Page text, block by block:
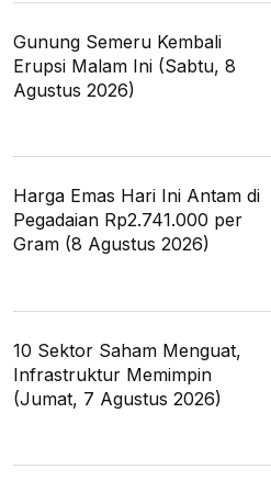
Gunung Semeru Kembali
Erupsi Malam Ini (Sabtu, 8
Agustus 2026)
Harga Emas Hari Ini Antam di
Pegadaian Rp2.741.000 per
Gram (8 Agustus 2026)
10 Sektor Saham Menguat,
Infrastruktur Memimpin
(Jumat, 7 Agustus 2026)